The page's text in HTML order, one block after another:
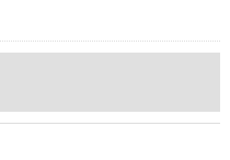
止の具体的手続きにつきま
v